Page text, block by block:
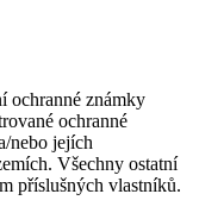
ochranné známky
ochranné
nebo jejích
Všechny ostatní
příslušných vlastníků.